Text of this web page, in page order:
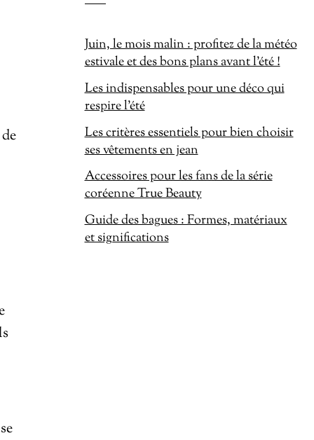
Juin, le mois malin : profitez de la météo
estivale et des bons plans avant l’été !
Les indispensables pour une déco qui
respire l’été
Les critères essentiels pour bien choisir
ses vêtements en jean
Accessoires pour les fans de la série
coréenne True Beauty
Guide des bagues : Formes, matériaux
et significations